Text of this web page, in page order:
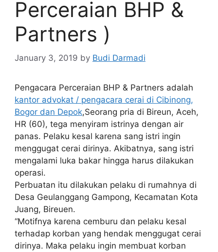
Perceraian BHP &
Partners )
January 3, 2019 by Budi Darmadi
Pengacara Perceraian BHP & Partners adalah
kantor advokat / pengacara cerai di Cibinong,
Bogor dan Depok,Seorang pria di Bireun, Aceh,
HR (60), tega menyiram istrinya dengan air
panas. Pelaku kesal karena sang istri ingin
menggugat cerai dirinya. Akibatnya, sang istri
mengalami luka bakar hingga harus dilakukan
operasi.
Perbuatan itu dilakukan pelaku di rumahnya di
Desa Geulanggang Gampong, Kecamatan Kota
Juang, Bireuen.
“Motifnya karena cemburu dan pelaku kesal
terhadap korban yang hendak menggugat cerai
dirinya. Maka pelaku ingin membuat korban